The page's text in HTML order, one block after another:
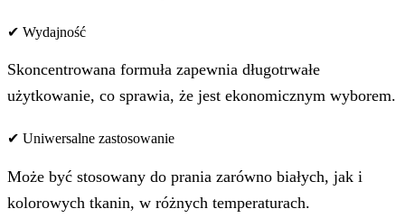
✔ Wydajność
Skoncentrowana formuła zapewnia długotrwałe
użytkowanie, co sprawia, że jest ekonomicznym wyborem.
✔ Uniwersalne zastosowanie
Może być stosowany do prania zarówno białych, jak i
kolorowych tkanin, w różnych temperaturach.